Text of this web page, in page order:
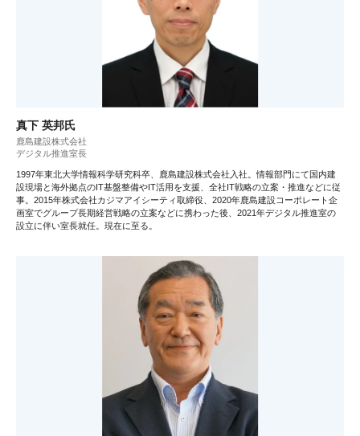
真下 英邦氏
鹿島建設株式会社
デジタル推進室長
1997年東北大学情報科学研究科卒、鹿島建設株式会社入社。情報部門にて国内建
設現場と海外拠点のIT基盤整備やIT活用を支援、全社IT戦略の立案・推進などに従
事。2015年株式会社カジマアイシーティ取締役、2020年鹿島建設コーポレート企
画室でグループ長期経営戦略の立案などに携わった後、2021年デジタル推進室の
設立に伴い室長就任。現在に至る。